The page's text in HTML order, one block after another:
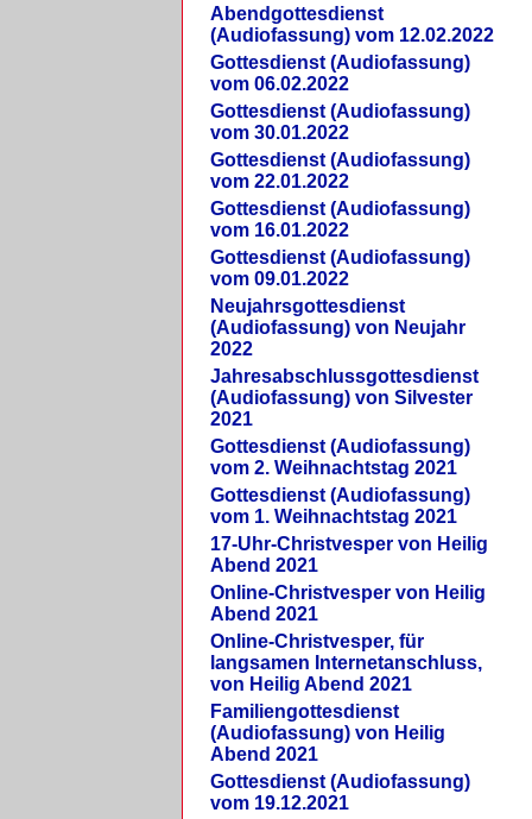
Abendgottesdienst
(Audiofassung) vom 12.02.2022
Gottesdienst (Audiofassung)
vom 06.02.2022
Gottesdienst (Audiofassung)
vom 30.01.2022
Gottesdienst (Audiofassung)
vom 22.01.2022
Gottesdienst (Audiofassung)
vom 16.01.2022
Gottesdienst (Audiofassung)
vom 09.01.2022
Neujahrsgottesdienst
(Audiofassung) von Neujahr
2022
Jahresabschlussgottesdienst
(Audiofassung) von Silvester
2021
Gottesdienst (Audiofassung)
vom 2. Weihnachtstag 2021
Gottesdienst (Audiofassung)
vom 1. Weihnachtstag 2021
17-Uhr-Christvesper von Heilig
Abend 2021
Online-Christvesper von Heilig
Abend 2021
Online-Christvesper, für
langsamen Internetanschluss,
von Heilig Abend 2021
Familiengottesdienst
(Audiofassung) von Heilig
Abend 2021
Gottesdienst (Audiofassung)
vom 19.12.2021